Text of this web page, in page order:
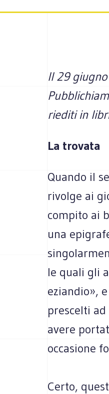
Il 29
riediti in
La trovata
Quando il
rivolge ai
compito ai
una
le quali gli
eziandio»,
prescelti
avere
occasione
Certo,